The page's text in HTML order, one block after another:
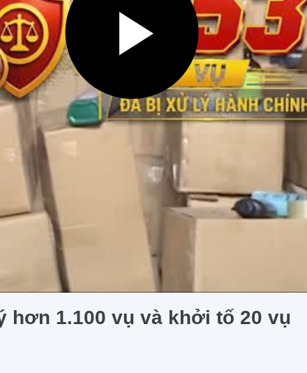
hơn 1.100 vụ và khởi tố 20 vụ